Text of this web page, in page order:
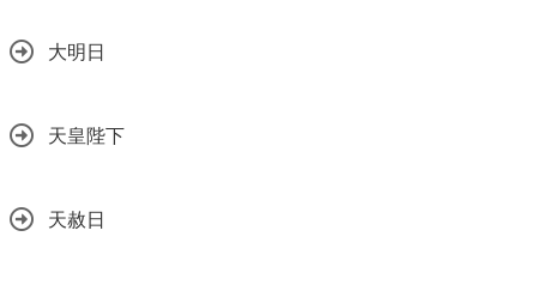
大明日
天皇陛下
天赦日